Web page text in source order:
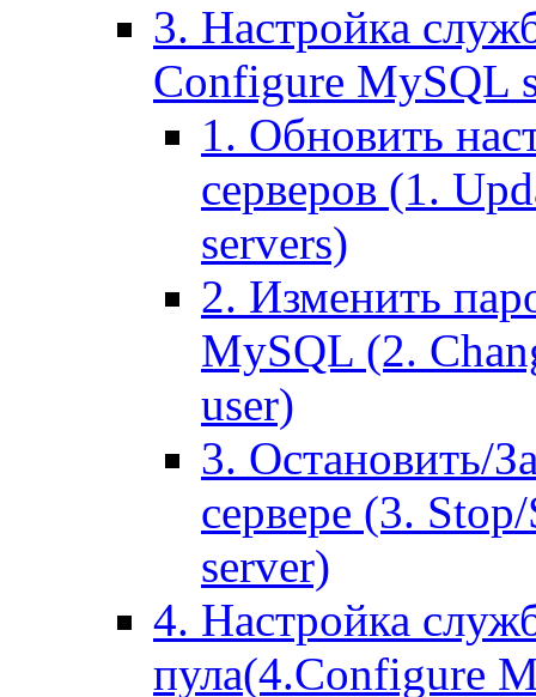
3. Настройка
Configure MySQL
1. Обновить
серверов (1.
servers)
2. Изменить
MySQL (2.
user)
3. Остановить/
сервере (3.
server)
4. Настройка
пула(4.Configure